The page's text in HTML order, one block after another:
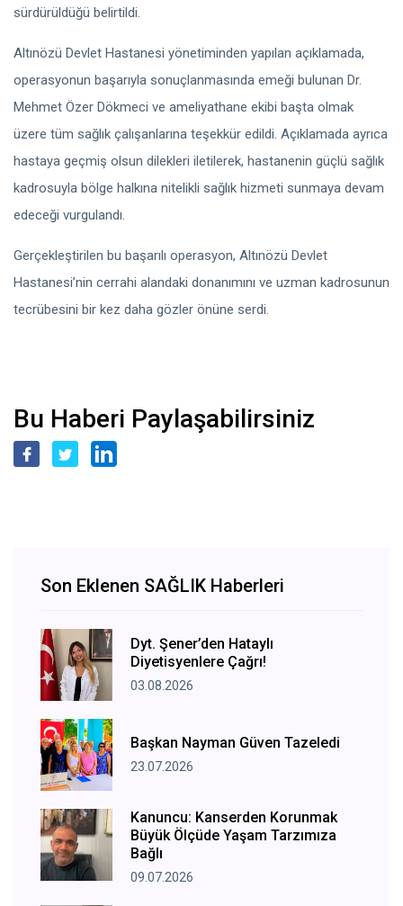
sürdürüldüğü belirtildi.
Altınözü Devlet Hastanesi yönetiminden yapılan açıklamada,
operasyonun başarıyla sonuçlanmasında emeği bulunan Dr.
Mehmet Özer Dökmeci ve ameliyathane ekibi başta olmak
üzere tüm sağlık çalışanlarına teşekkür edildi. Açıklamada ayrıca
hastaya geçmiş olsun dilekleri iletilerek, hastanenin güçlü sağlık
kadrosuyla bölge halkına nitelikli sağlık hizmeti sunmaya devam
edeceği vurgulandı.
Gerçekleştirilen bu başarılı operasyon, Altınözü Devlet
Hastanesi’nin cerrahi alandaki donanımını ve uzman kadrosunun
tecrübesini bir kez daha gözler önüne serdi.
Bu Haberi Paylaşabilirsiniz
Son Eklenen SAĞLIK Haberleri
Dyt. Şener’den Hataylı
Diyetisyenlere Çağrı!
03.08.2026
Başkan Nayman Güven Tazeledi
23.07.2026
Kanuncu: Kanserden Korunmak
Büyük Ölçüde Yaşam Tarzımıza
Bağlı
09.07.2026